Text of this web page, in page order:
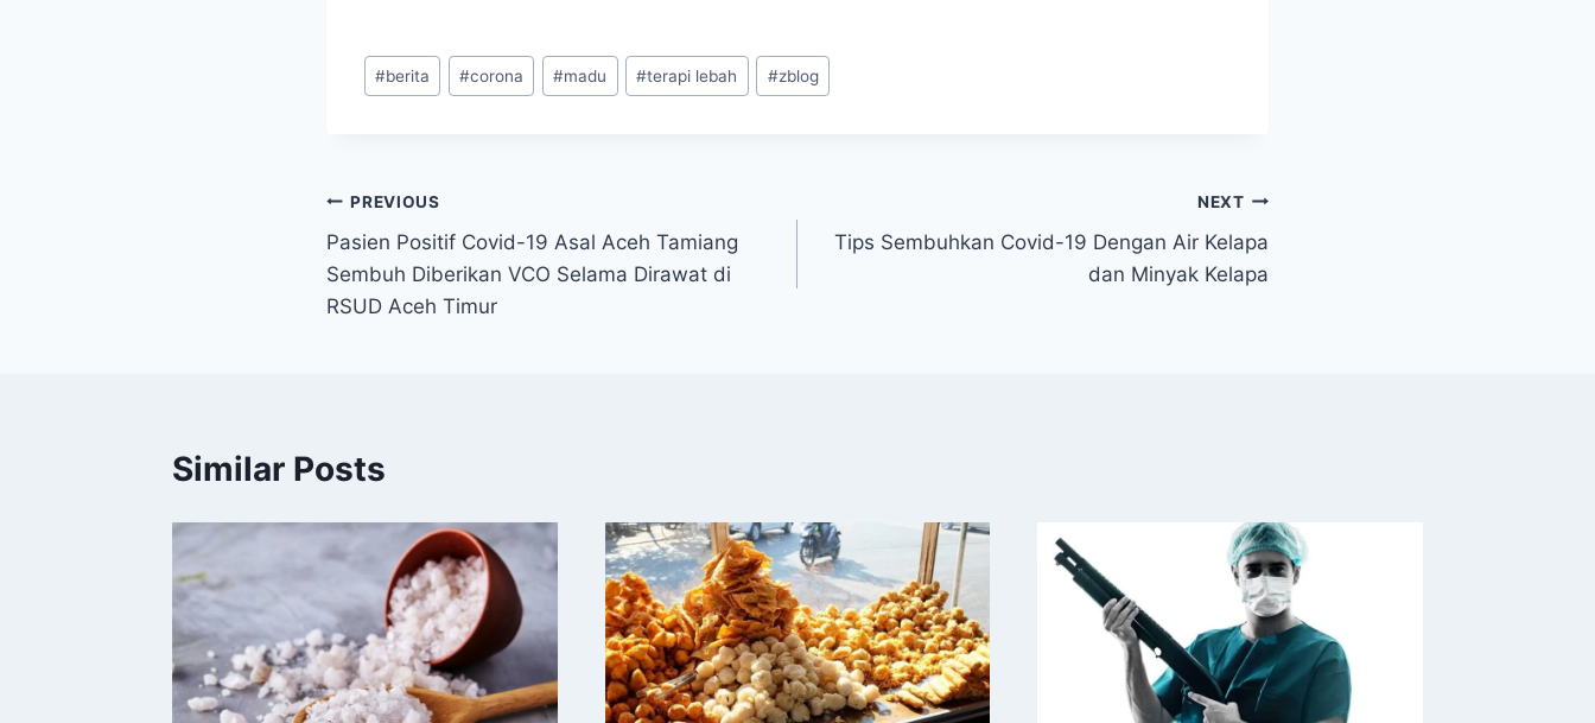
Post
Tags:
#berita #corona #madu #terapi lebah #zblog
Navigasi
pos
PREVIOUS
Pasien Positif Covid-19 Asal Aceh Tamiang
Sembuh Diberikan VCO Selama Dirawat di
RSUD Aceh Timur
NEXT
Tips Sembuhkan Covid-19 Dengan Air Kelapa
dan Minyak Kelapa
Similar Posts